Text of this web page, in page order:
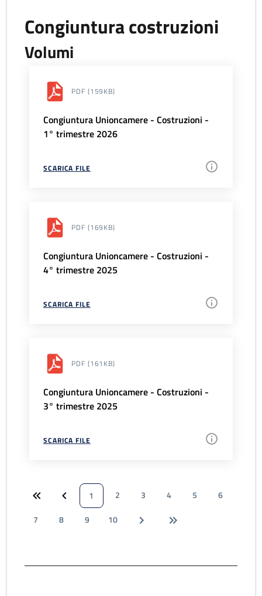
Congiuntura costruzioni
Volumi
PDF (159KB)
Congiuntura Unioncamere - Costruzioni -
1° trimestre 2026
SCARICA FILE
PDF (169KB)
Congiuntura Unioncamere - Costruzioni -
4° trimestre 2025
SCARICA FILE
PDF (161KB)
Congiuntura Unioncamere - Costruzioni -
3° trimestre 2025
SCARICA FILE
1 2 3 4 5
6
7
8 9 10